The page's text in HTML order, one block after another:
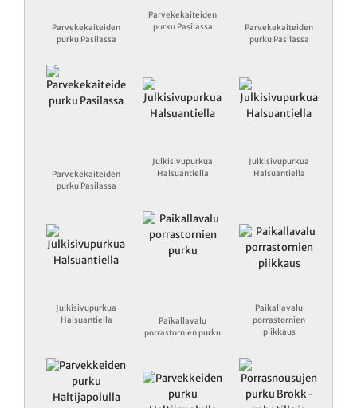
Parvekekaiteiden
purku Pasilassa
Parvekekaiteiden
purku Pasilassa
Parvekekaiteiden
purku Pasilassa
Parvekekaiteiden
purku Pasilassa
Julkisivupurkua
Halsuantiella
Julkisivupurkua
Halsuantiella
Julkisivupurkua
Halsuantiella
Paikallavalu
porrastornien purku
Paikallavalu
porrastornien
piikkaus